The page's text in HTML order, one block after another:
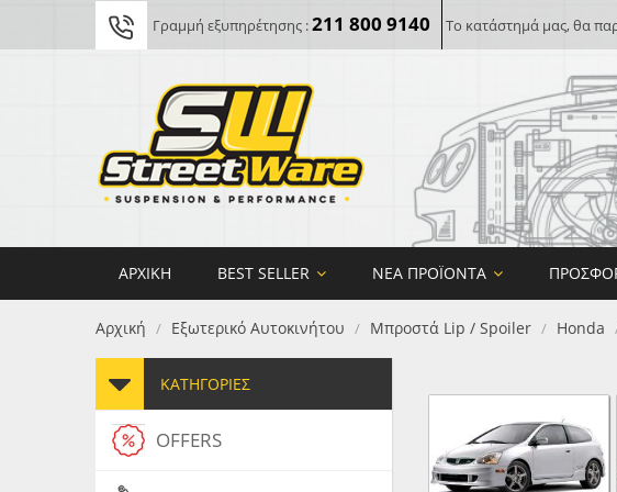
Γραμμή εξυπηρέτησης :211 800 9140 Το κατάστημά μας, θα
ΑΡΧΙΚΉ BEST SELLER ΝΈΑ ΠΡΟΪΌΝΤΑ
Αρχική / Εξωτερικό Αυτοκινήτου / Μπροστά Lip / Spoiler / Honda
ΚΑΤΗΓΟΡΊΕΣ
OFFERS
FORGE
MAXTON DESIGN